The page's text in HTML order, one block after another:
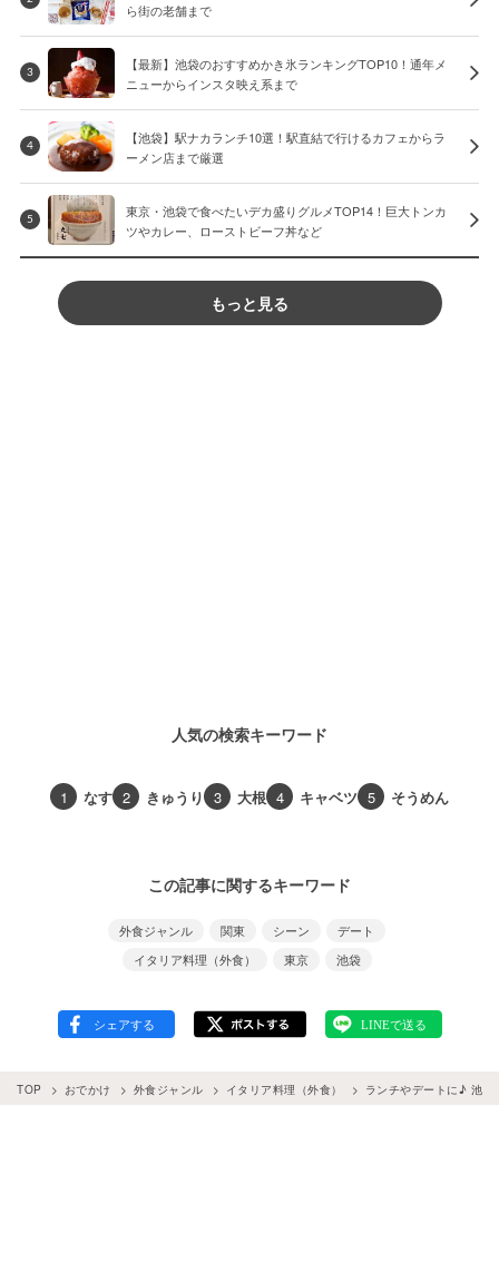
ら街の老舗まで
3
【最新】池袋のおすすめかき氷ランキングTOP10！通年メ
ニューからインスタ映え系まで
4
【池袋】駅ナカランチ10選！駅直結で行けるカフェからラ
ーメン店まで厳選
5
東京・池袋で食べたいデカ盛りグルメTOP14！巨大トンカ
ツやカレー、ローストビーフ丼など
もっと見る
人気の検索キーワード
1 なす 2 きゅうり 3 大根 4 キャベツ 5 そうめん
この記事に関するキーワード
外食ジャンル 関東 シーン
デート
イタリア料理（外食）
東京 池袋
TOP おでかけ 外食ジャンル イタリア料理（外食） ランチやデートに♪ 池